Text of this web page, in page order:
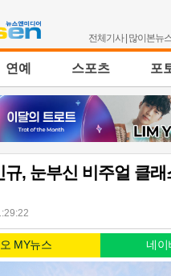
전체기사| 많이본뉴
연예 스포츠 포
규, 눈부신 비주얼 클래
MY뉴스 네이